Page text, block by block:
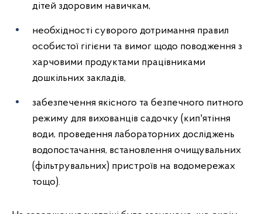
дітей здоровим навичкам,
необхідності суворого дотримання правил
особистої гігієни та вимог щодо поводження з
харчовими продуктами працівниками
дошкільних закладів,
забезпечення якісного та безпечного питного
режиму для вихованців садочку (кип'ятіння
води, проведення лабораторних досліджень
водопостачання, встановлення очищувальних
(фільтрувальних) пристроїв на водомережах
тощо).